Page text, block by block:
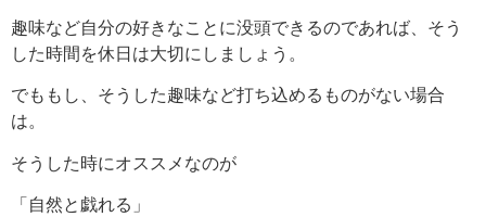
趣味など自分の好きなことに没頭できるのであれば、そう
した時間を休日は大切にしましょう。
でももし、そうした趣味など打ち込めるものがない場合
は。
そうした時にオススメなのが
「自然と戯れる」